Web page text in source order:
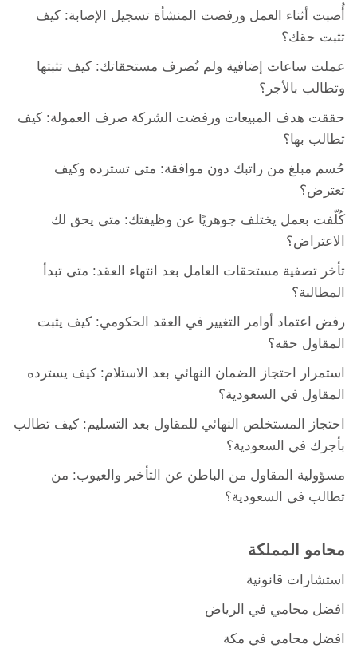
أُصبت أثناء العمل ورفضت المنشأة تسجيل الإصابة: كيف
تثبت حقك؟
عملت ساعات إضافية ولم تُصرف مستحقاتك: كيف تثبتها
وتطالب بالأجر؟
حققت هدف المبيعات ورفضت الشركة صرف العمولة: كيف
تطالب بها؟
حُسم مبلغ من راتبك دون موافقة: متى تسترده وكيف
تعترض؟
كُلّفت بعمل يختلف جوهريًا عن وظيفتك: متى يحق لك
الاعتراض؟
تأخر تصفية مستحقات العامل بعد انتهاء العقد: متى تبدأ
المطالبة؟
رفض اعتماد أوامر التغيير في العقد الحكومي: كيف يثبت
المقاول حقه؟
استمرار احتجاز الضمان النهائي بعد الاستلام: كيف يسترده
المقاول في السعودية؟
احتجاز المستخلص النهائي للمقاول بعد التسليم: كيف تطالب
بأجرك في السعودية؟
مسؤولية المقاول من الباطن عن التأخير والعيوب: من
تطالب في السعودية؟
محامو المملكة
استشارات قانونية
افضل محامي في الرياض
افضل محامي في مكة